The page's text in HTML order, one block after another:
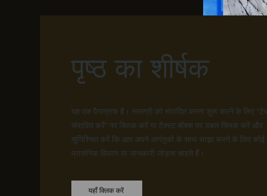
पृष्ठ का शीर्षक
यह एक पैराग्राफ है। सामग्री को संपादित करना शुरू करने के लिए
संपादित करें" पर क्लिक करें या टेक्स्ट बॉक्स पर डबल क्लिक करें और
सुनिश्चित करें कि आप अपने आगंतुकों के साथ साझा करने के लिए कोई
प्रासंगिक विवरण या जानकारी जोड़ना चाहते हैं।
यहाँ क्लिक करें